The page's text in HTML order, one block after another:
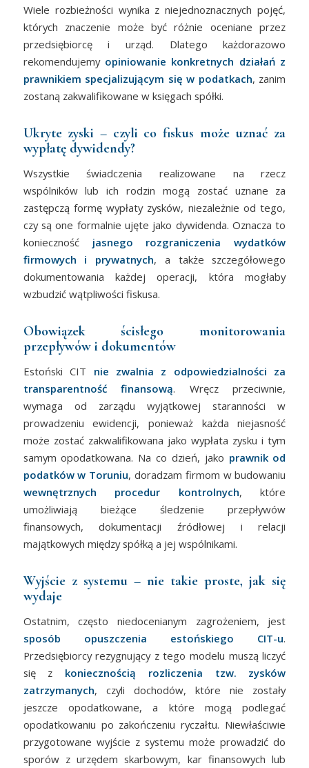
Wiele rozbieżności wynika z niejednoznacznych pojęć,
których znaczenie może być różnie oceniane przez
przedsiębiorcę i urząd. Dlatego każdorazowo
rekomendujemy opiniowanie konkretnych działań z
prawnikiem specjalizującym się w podatkach, zanim
zostaną zakwalifikowane w księgach spółki.
Ukryte zyski – czyli co fiskus może uznać za
wypłatę dywidendy?
Wszystkie świadczenia realizowane na rzecz
wspólników lub ich rodzin mogą zostać uznane za
zastępczą formę wypłaty zysków, niezależnie od tego,
czy są one formalnie ujęte jako dywidenda. Oznacza to
konieczność jasnego rozgraniczenia wydatków
firmowych i prywatnych, a także szczegółowego
dokumentowania każdej operacji, która mogłaby
wzbudzić wątpliwości fiskusa.
Obowiązek ścisłego monitorowania
przepływów i dokumentów
Estoński CIT nie zwalnia z odpowiedzialności za
transparentność finansową. Wręcz przeciwnie,
wymaga od zarządu wyjątkowej staranności w
prowadzeniu ewidencji, ponieważ każda niejasność
może zostać zakwalifikowana jako wypłata zysku i tym
samym opodatkowana. Na co dzień, jako prawnik od
podatków w Toruniu, doradzam firmom w budowaniu
wewnętrznych procedur kontrolnych, które
umożliwiają bieżące śledzenie przepływów
finansowych, dokumentacji źródłowej i relacji
majątkowych między spółką a jej wspólnikami.
Wyjście z systemu – nie takie proste, jak się
wydaje
Ostatnim, często niedocenianym zagrożeniem, jest
sposób opuszczenia estońskiego CIT-u.
Przedsiębiorcy rezygnujący z tego modelu muszą liczyć
się z koniecznością rozliczenia tzw. zysków
zatrzymanych, czyli dochodów, które nie zostały
jeszcze opodatkowane, a które mogą podlegać
opodatkowaniu po zakończeniu ryczałtu. Niewłaściwie
przygotowane wyjście z systemu może prowadzić do
sporów z urzędem skarbowym, kar finansowych lub